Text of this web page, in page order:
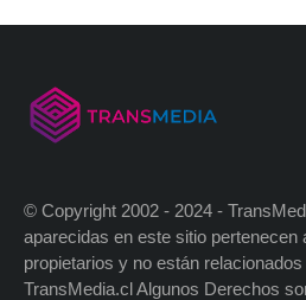
© Copyright 2002 - 2024 -
aparecidas en este sitio pertenecen
propietarios y no están
TransMedia.cl Algunos Derechos